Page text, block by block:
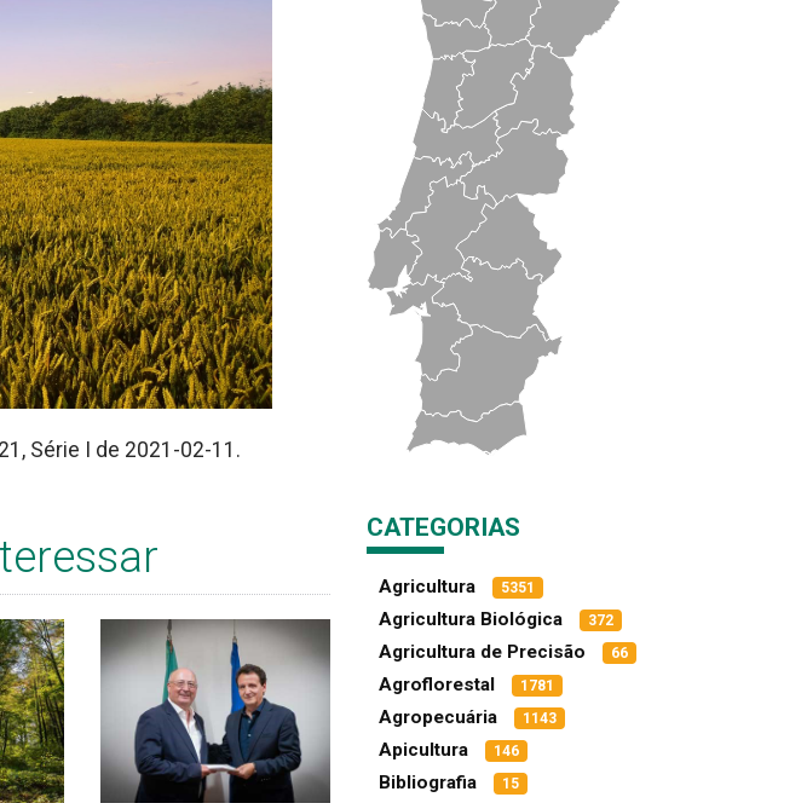
Série I de 2021-02-11.
CATEGORIAS
Agricultura 5351
Agricultura Biológica 372
Agricultura de Precisão 66
Agroflorestal 1781
Agropecuária 1143
Apicultura 146
Bibliografia 15